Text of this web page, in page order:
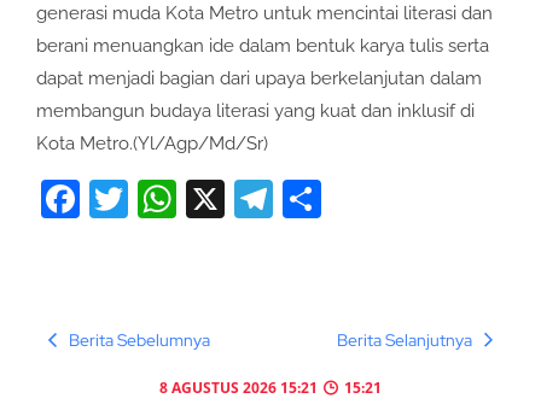
generasi muda Kota Metro untuk mencintai literasi dan
berani menuangkan ide dalam bentuk karya tulis serta
dapat menjadi bagian dari upaya berkelanjutan dalam
membangun budaya literasi yang kuat dan inklusif di
Kota Metro.(Yl/Agp/Md/Sr)
Facebook
Twitter
WhatsApp
X Telegram
Berita Sebelumnya Berita Selanjutnya
8 AGUSTUS 2026 15:21 15:21